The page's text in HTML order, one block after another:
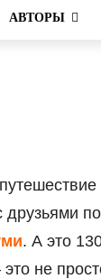
АВТОРЫ
. А это
не